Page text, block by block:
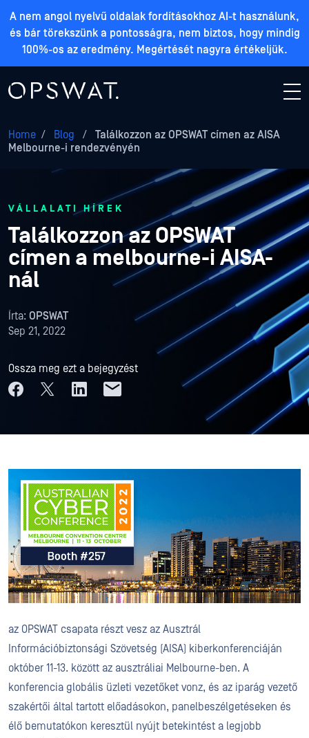
A nem angol nyelvű oldalak fordításokhoz AI-t használunk,
és bár törekszünk a pontosságra, nem biztos, hogy mindig
100%-os az eredmény. Megértését nagyra értékeljük.
Home / Blog /
Találkozzon az OPSWAT címen az AISA
Melbourne-i rendezvényén
VÁLLALATI HÍREK
Találkozzon az OPSWAT
címen a melbourne-i AISA-
nál
Írta: OPSWAT
Sep 21, 2022
Ossza meg ezt a bejegyzést
az OPSWAT csapata részt vesz az Ausztrál
Információbiztonsági Szövetség (AISA) kiberkonferenciáján
október 11-13. között az ausztráliai Melbourne-ben. A
konferencia globális üzleti vezetőket vonz, és az iparág vezető
szakértői által tartott előadásokon, panelbeszélgetéseken és
élő bemutatókon keresztül nyújt betekintést a legjobb